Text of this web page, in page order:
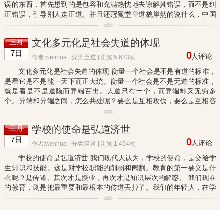
误的东西，首先想到的是包容和充满热忱地去谅解其错误，而不是纠
正错误，引导别人走正道。并且还冠冕堂皇道貌岸然的说什么，中国
文化的核心就是包容。 这种行为，不仅不是中国文化的核心，而且
三月
7日
文化多元化是社会失道的体现
作者:wenhua | 分类:至道 | 浏览:5,633次 0人评论
文化多元化是社会失道的体现 衡量一个社会是不是有道的标准，
是看它是不是能一天下而正大统。衡量一个社会是不是无道的标准，
就是看是不是道隐而异端百出。大道只有一个，而异端却又无穷多
个。异端和异端之间，怎么共处呢？要么是互相攻伐，要么是互相容
忍对方的异端邪说，异端之间选择互相容忍，这就是文化多元化。
三月
7日
学校的使命是弘道济世
作者:wenhua | 分类:至道 | 浏览:1,454次 0人评论
学校的使命是弘道济世 我们现代人认为，学校的使命，是交给学
生知识和技能。这是对学校职能的削弱和阉割。教育的第一要义是什
么呢？是传道。其次才是授业，再次才是知识层次的解惑。 我们现在
的教育，则是把最重要和最根本的传道丢掉了。我们的年轻人，在学
校里面学习十几年，到头来，就只学会了一个谋生的术，而对于道...